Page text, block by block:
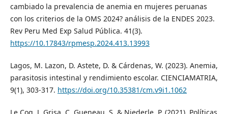
cambiado la prevalencia de anemia en mujeres peruanas
con los criterios de la OMS 2024? análisis de la ENDES 2023.
Rev Peru Med Exp Salud Pública. 41(3).
https://10.17843/rpmesp.2024.413.13993
Lagos, M. Lazon, D. Astete, D. & Cárdenas, W. (2023). Anemia,
parasitosis intestinal y rendimiento escolar. CIENCIAMATRIA,
9(1), 303-317. https://doi.org/10.35381/cm.v9i1.1062